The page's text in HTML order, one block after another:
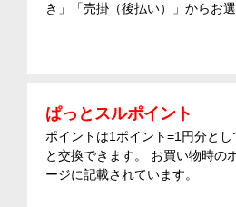
き」「売掛（後払い）」からお
ぱっとスルポイント
ポイントは1ポイント=1円分と
と交換できます。 お買い物時の
ージに記載されています。